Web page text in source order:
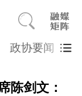
政协要闻 市
陈剑文：